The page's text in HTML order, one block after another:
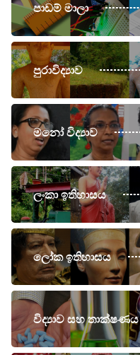
පාඩම් මාලා
පුරාවිද්‍යාව
මනෝ විද්‍යාව
ලංකා ඉතිහාසය
ලෝක ඉතිහාසය
විද්‍යාව සහ තාක්ෂණය